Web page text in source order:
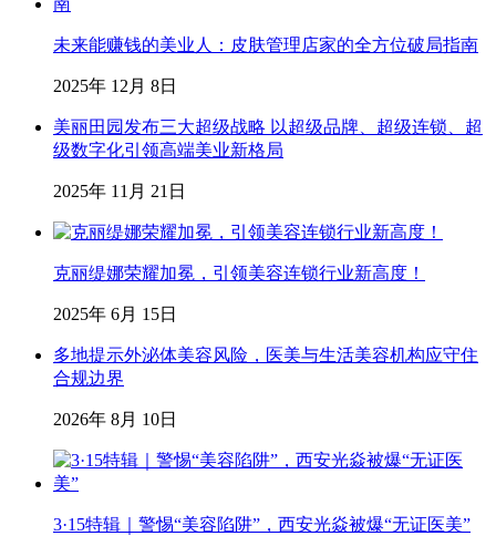
未来能赚钱的美业人：皮肤管理店家的全方位破局指南
2025年 12月 8日
美丽田园发布三大超级战略 以超级品牌、超级连锁、超
级数字化引领高端美业新格局
2025年 11月 21日
克丽缇娜荣耀加冕，引领美容连锁行业新高度！
2025年 6月 15日
多地提示外泌体美容风险，医美与生活美容机构应守住
合规边界
2026年 8月 10日
3·15特辑｜警惕“美容陷阱”，西安光焱被爆“无证医美”